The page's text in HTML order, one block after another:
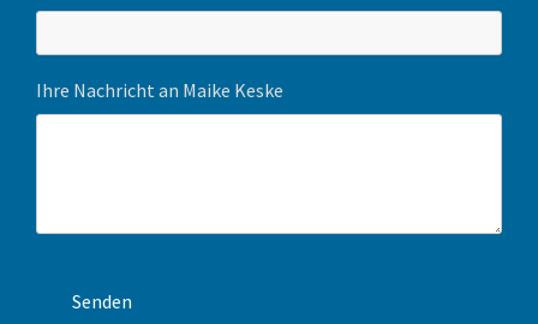
Ihre Nachricht an Maike Keske